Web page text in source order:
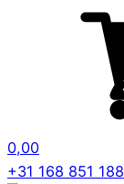
0,00
+31 168 851 188